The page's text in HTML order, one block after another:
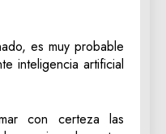
es muy probable
inteligencia artificial
con certeza las